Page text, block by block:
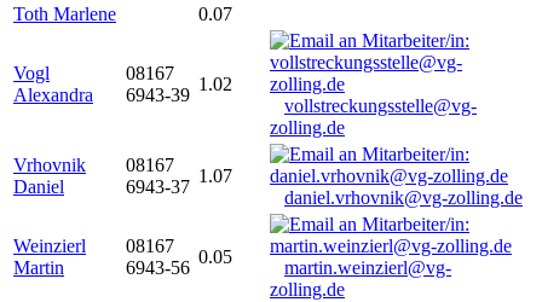
Toth Marlene
0.07
Vogl
Alexandra
08167
6943-39
1.02
vollstreckungsstelle@vg-
zolling.de
Vrhovnik
Daniel
08167
6943-37
1.07
daniel.vrhovnik@vg-zolling.de
Weinzierl
Martin
08167
6943-56
0.05
martin.weinzierl@vg-
zolling.de